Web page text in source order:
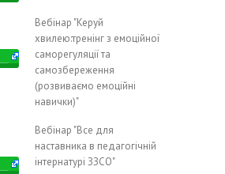
Вебінар "Керуй
хвилею:тренінг з емоційної
саморегуляції та
самозбереження
(розвиваємо емоційні
навички)"
Вебінар "Все для
наставника в педагогічній
інтернатурі ЗЗСО"